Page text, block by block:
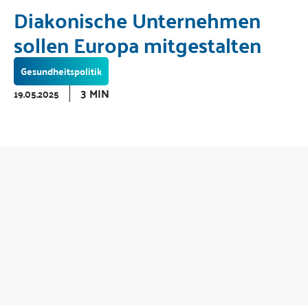
Diakonische Unternehmen
sollen Europa mitgestalten
Gesundheitspolitik
19.05.2025
3 MIN